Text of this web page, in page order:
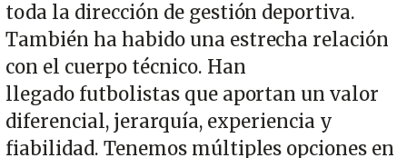
toda la dirección de gestión deportiva.
También ha habido una estrecha relación
con el cuerpo técnico. Han
llegado futbolistas que aportan un valor
diferencial, jerarquía, experiencia y
fiabilidad. Tenemos múltiples opciones en